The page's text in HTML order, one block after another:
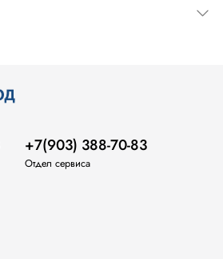
+7(903) 388-70-83
Отдел сервиса